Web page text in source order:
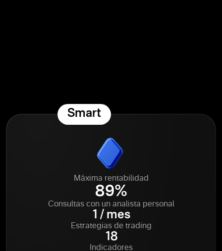
Smart
Máxima rentabilidad
89%
Consultas con un analista personal
1 / mes
Estrategias de trading
18
Indicadores